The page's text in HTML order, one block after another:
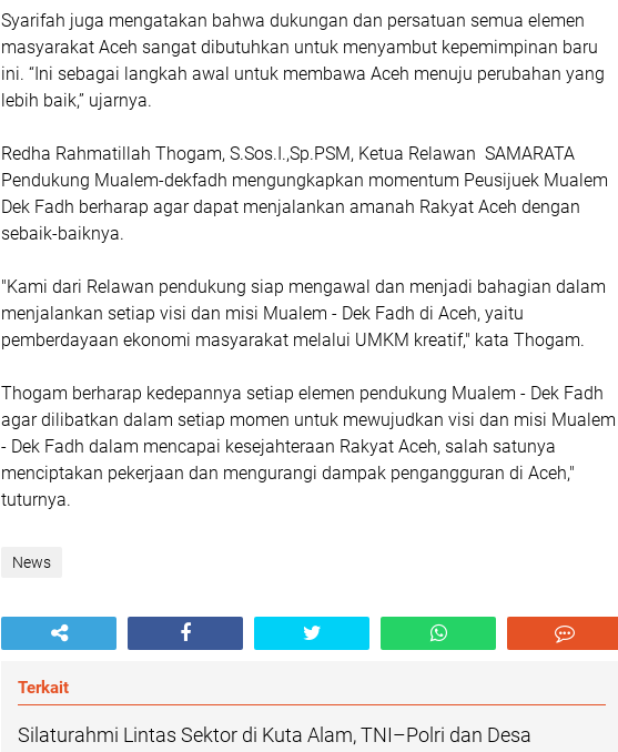
Syarifah juga mengatakan bahwa dukungan dan persatuan semua elemen
masyarakat Aceh sangat dibutuhkan untuk menyambut kepemimpinan baru
ini. “Ini sebagai langkah awal untuk membawa Aceh menuju perubahan yang
lebih baik,” ujarnya.
Redha Rahmatillah Thogam, S.Sos.I.,Sp.PSM, Ketua Relawan SAMARATA
Pendukung Mualem-dekfadh mengungkapkan momentum Peusijuek Mualem
Dek Fadh berharap agar dapat menjalankan amanah Rakyat Aceh dengan
sebaik-baiknya.
"Kami dari Relawan pendukung siap mengawal dan menjadi bahagian dalam
menjalankan setiap visi dan misi Mualem - Dek Fadh di Aceh, yaitu
pemberdayaan ekonomi masyarakat melalui UMKM kreatif," kata Thogam.
Thogam berharap kedepannya setiap elemen pendukung Mualem - Dek Fadh
agar dilibatkan dalam setiap momen untuk mewujudkan visi dan misi Mualem
- Dek Fadh dalam mencapai kesejahteraan Rakyat Aceh, salah satunya
menciptakan pekerjaan dan mengurangi dampak pengangguran di Aceh,"
tuturnya.
News
Terkait
Silaturahmi Lintas Sektor di Kuta Alam, TNI–Polri dan Desa